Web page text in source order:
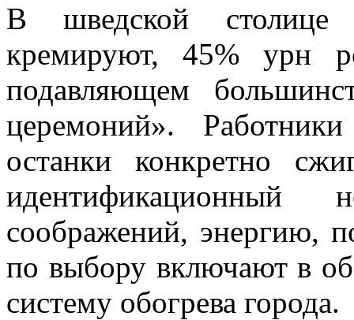
В шведской столице
кремируют, 45% урн
подавляющем
церемоний».
останки конкретно
идентификационный
соображений, энергию,
по выбору включают в
систему обогрева города.